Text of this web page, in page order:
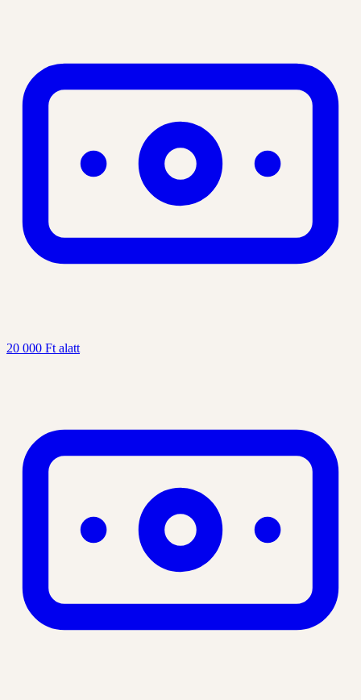
20 000 Ft alatt